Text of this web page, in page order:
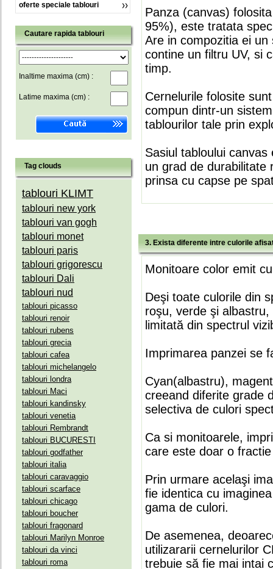
oferte speciale tablouri
Cautare rapida tablouri
Inaltime maxima (cm) :
Latime maxima (cm) :
Tag clouds
tablouri KLIMT
tablouri new york
tablouri van gogh
tablouri monet
tablouri paris
tablouri grigorescu
tablouri Dali
tablouri nud
tablouri picasso
tablouri renoir
tablouri rubens
tablouri grecia
tablouri cafea
tablouri michelangelo
tablouri londra
tablouri Maci
tablouri kandinsky
tablouri venetia
tablouri Rembrandt
tablouri BUCURESTI
tablouri godfather
tablouri italia
tablouri caravaggio
tablouri scarface
tablouri chicago
tablouri boucher
tablouri fragonard
tablouri Marilyn Monroe
tablouri da vinci
tablouri roma
Panza (canvas)
95%), este tratata
Are in compozitia ei
contine un filtru UV, si
timp.
Cernelurile folosite
compun dintr-un
tablourilor tale prin
Sasiul tabloului
un grad de durabilitate
prinsa cu capse pe
3. Exista diferente intre culorile
Monitoare color emit
Deşi toate culorile din
roşu, verde şi
limitată din spectrul
Imprimarea panzei se
Cyan(albastru),
creeand diferite grade
selectiva de culori
Ca si monitoarele,
care este doar o
Prin urmare acelaşi
fie identica cu
gama de culori.
De asemenea,
utilizararii cernelurilor
trebuie să fie mai intai